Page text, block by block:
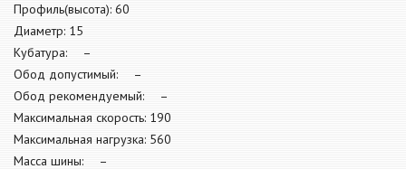
Профиль(высота): 60
Диаметр: 15
Кубатура: –
Обод допустимый: –
Обод рекомендуемый: –
Максимальная скорость: 190
Максимальная нагрузка: 560
Масса шины: –